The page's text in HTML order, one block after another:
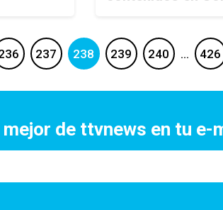
237 238 239 240 … 426
mejor de ttvnews en tu e-